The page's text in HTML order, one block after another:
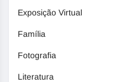
Exposição Virtual
Família
Fotografia
Literatura